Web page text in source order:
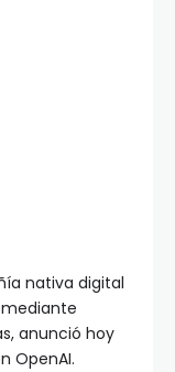
nativa digital
anunció hoy
OpenAI.